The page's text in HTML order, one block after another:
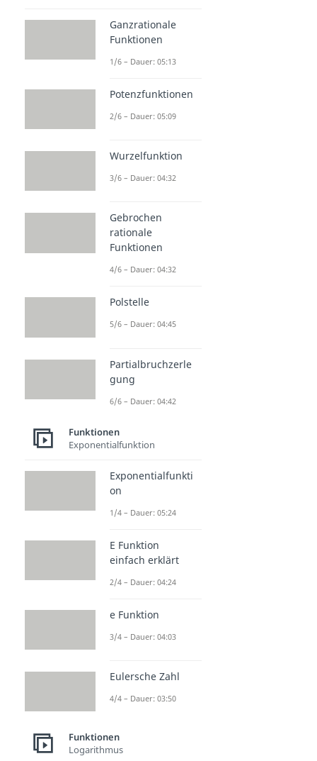
Ganzrationale
Funktionen
1/6 – Dauer: 05:13
Potenzfunktionen
2/6 – Dauer: 05:09
Wurzelfunktion
3/6 – Dauer: 04:32
Gebrochen
rationale
Funktionen
4/6 – Dauer: 04:32
Polstelle
5/6 – Dauer: 04:45
Partialbruchzerle
gung
6/6 – Dauer: 04:42
Funktionen
Exponentialfunktion
Exponentialfunkti
on
1/4 – Dauer: 05:24
E Funktion
einfach erklärt
2/4 – Dauer: 04:24
e Funktion
3/4 – Dauer: 04:03
Eulersche Zahl
4/4 – Dauer: 03:50
Funktionen
Logarithmus